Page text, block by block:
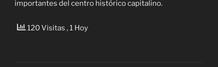
importantes del centro histórico capitalino.
120 Visitas , 1 Hoy